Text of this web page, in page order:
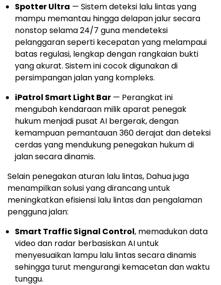
Spotter Ultra — Sistem deteksi lalu lintas yang
mampu memantau hingga delapan jalur secara
nonstop selama 24/7 guna mendeteksi
pelanggaran seperti kecepatan yang melampaui
batas regulasi, lengkap dengan rangkaian bukti
yang akurat. Sistem ini cocok digunakan di
persimpangan jalan yang kompleks.
iPatrol Smart Light Bar — Perangkat ini
mengubah kendaraan milik aparat penegak
hukum menjadi pusat AI bergerak, dengan
kemampuan pemantauan 360 derajat dan deteksi
cerdas yang mendukung penegakan hukum di
jalan secara dinamis.
Selain penegakan aturan lalu lintas, Dahua juga
menampilkan solusi yang dirancang untuk
meningkatkan efisiensi lalu lintas dan pengalaman
pengguna jalan:
Smart Traffic Signal Control, memadukan data
video dan radar berbasiskan AI untuk
menyesuaikan lampu lalu lintas secara dinamis
sehingga turut mengurangi kemacetan dan waktu
tunggu.